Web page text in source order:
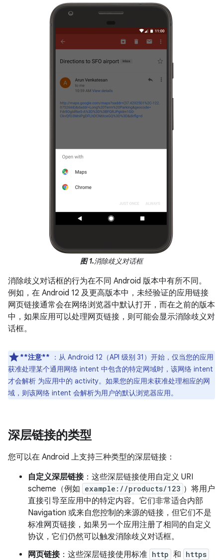
图 1.消除歧义对话框
消除歧义对话框的行为在不同 Android 版本中有所不同。
例如，在 Android 12 及更高版本中，未经验证的应用链接
网页链接通常会在网络浏览器中默认打开，而在之前的版本
中，如果应用可以处理网页链接，则可能会显示消除歧义对
话框。
**注意** ：从 Android 12（API 级别 31）开始，仅当您的应用
获准处理某个通用网络 intent 中包含的特定网域时，该网络 intent
才会解析 为应用中的 activity。如果您的应用未获准处理相应的网
域，则该网络 intent 会解析为用户的默认浏览器应用。
深层链接的类型
您可以在 Android 上支持三种类型的深层链接：
自定义深层链接：这些深层链接使用自定义 URI
scheme（例如 example://products/123 ）将用户
直接引导至应用中的特定内容。它们非常适合内部
Navigation 或来自您控制的来源的链接，但它们不是
标准网页链接，如果另一个应用注册了相同的自定义
协议，它们仍然可以触发消除歧义对话框。
网页链接：这些深层链接使用标准 http 和 https